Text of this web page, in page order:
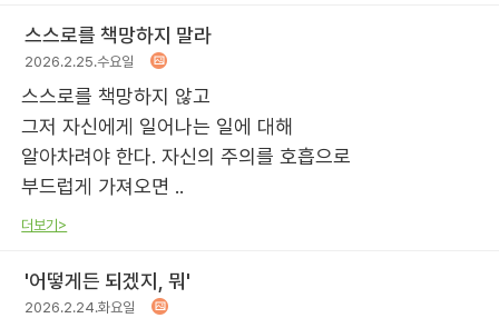
스스로를 책망하지 말라
2026.2.25.수요일
스스로를 책망하지 않고
그저 자신에게 일어나는 일에 대해
알아차려야 한다. 자신의 주의를 호흡으로
부드럽게 가져오면 ..
더보기>
'어떻게든 되겠지, 뭐'
2026.2.24.화요일